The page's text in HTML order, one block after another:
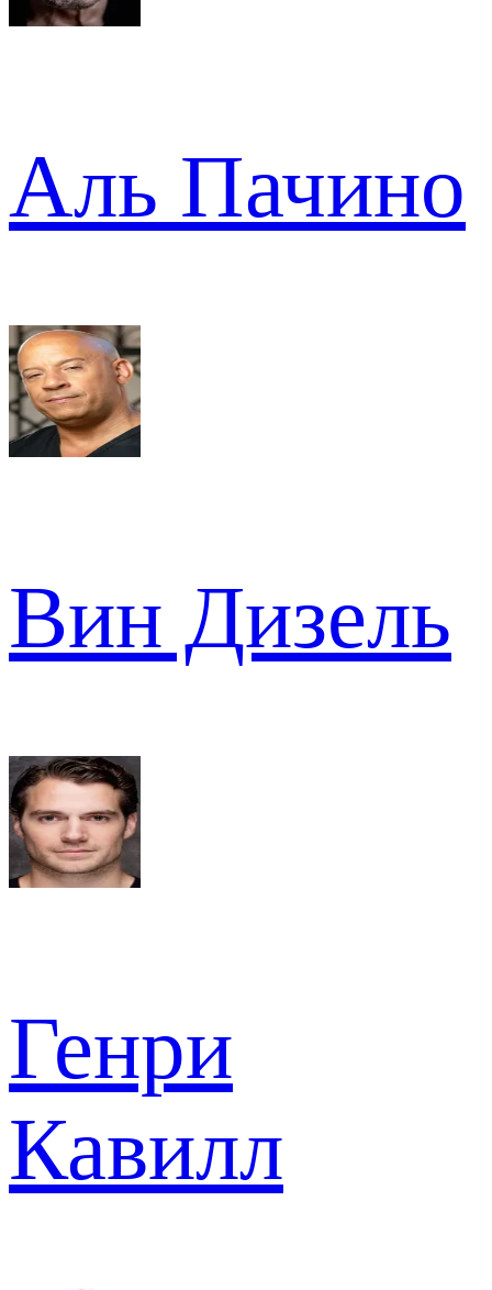
Аль Пачино
Вин Дизель
Генри
Кавилл